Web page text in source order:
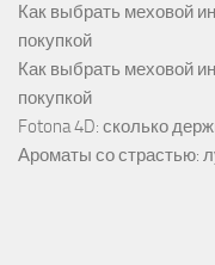
Как выбрать меховой
покупкой
Как выбрать меховой
покупкой
Fotona 4D: сколько
Ароматы со страстью: